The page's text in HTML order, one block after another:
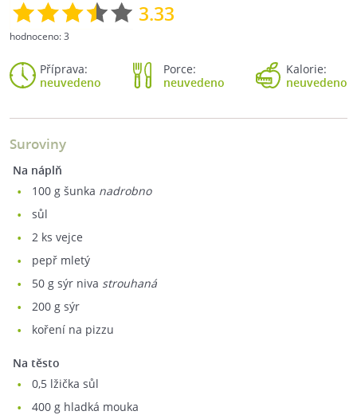
3.33
hodnoceno:3
Příprava:
neuvedeno
Porce:
neuvedeno
Kalorie:
neuvedeno
Suroviny
Na náplň
100 g šunka nadrobno
sůl
2 ks vejce
pepř mletý
50 g sýr niva strouhaná
200 g sýr
koření na pizzu
Na těsto
0,5 lžička sůl
400 g hladká mouka